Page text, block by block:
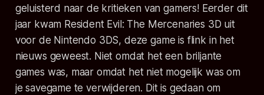
geluisterd naar de kritieken van gamers! Eerder dit
jaar kwam Resident Evil: The Mercenaries 3D uit
voor de Nintendo 3DS, deze game is flink in het
nieuws geweest. Niet omdat het een briljante
games was, maar omdat het niet mogelijk was om
je savegame te verwijderen. Dit is gedaan om